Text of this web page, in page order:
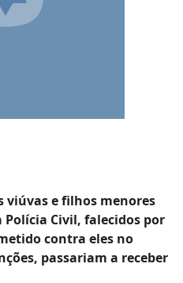
viúvas e filhos menores
Polícia Civil, falecidos por
contra eles no
passariam a receber